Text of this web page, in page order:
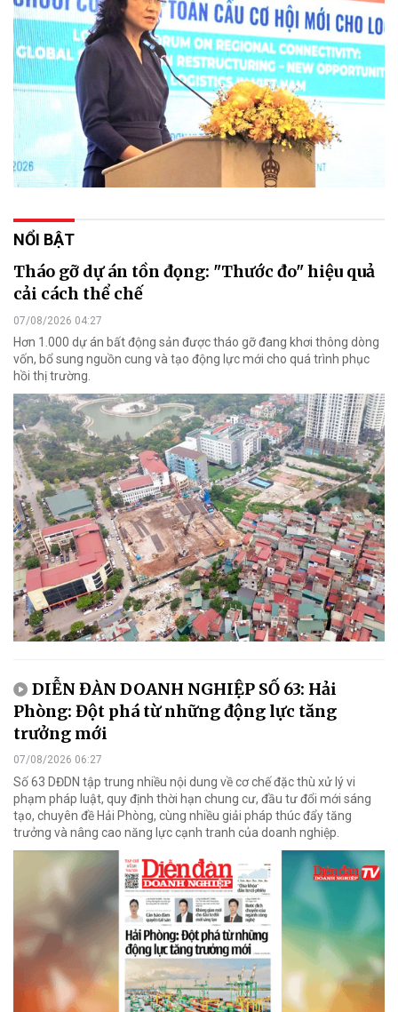
NỔI BẬT
Tháo gỡ dự án tồn đọng: "Thước đo" hiệu quả
cải cách thể chế
07/08/2026 04:27
Hơn 1.000 dự án bất động sản được tháo gỡ đang khơi thông dòng
vốn, bổ sung nguồn cung và tạo động lực mới cho quá trình phục
hồi thị trường.
DIỄN ĐÀN DOANH NGHIỆP SỐ 63: Hải
Phòng: Đột phá từ những động lực tăng
trưởng mới
07/08/2026 06:27
Số 63 DĐDN tập trung nhiều nội dung về cơ chế đặc thù xử lý vi
phạm pháp luật, quy định thời hạn chung cư, đầu tư đổi mới sáng
tạo, chuyên đề Hải Phòng, cùng nhiều giải pháp thúc đẩy tăng
trưởng và nâng cao năng lực cạnh tranh của doanh nghiệp.